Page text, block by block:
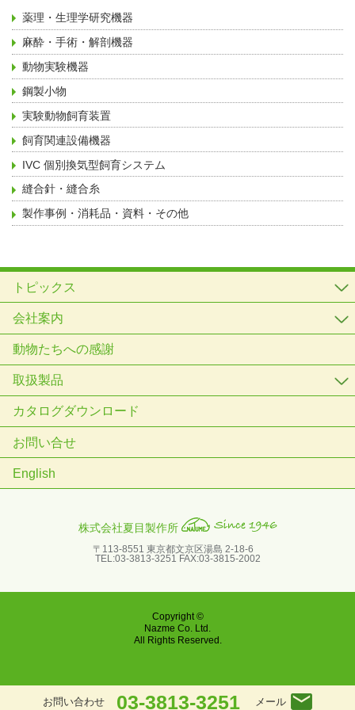
薬理・生理学研究機器
麻酔・手術・解剖機器
動物実験機器
鋼製小物
実験動物飼育装置
飼育関連設備機器
IVC 個別換気型飼育システム
縫合針・縫合糸
製作事例・消耗品・資料・その他
トピックス
会社案内
動物たちへの感謝
取扱製品
カタログダウンロード
お問い合せ
English
株式会社夏目製作所
〒113-8551 東京都文京区湯島 2-18-6
TEL:03-3813-3251 FAX:03-3815-2002
Copyright ©
Nazme Co. Ltd.
All Rights Reserved.
お問い合わせ 03-3813-3251 メール